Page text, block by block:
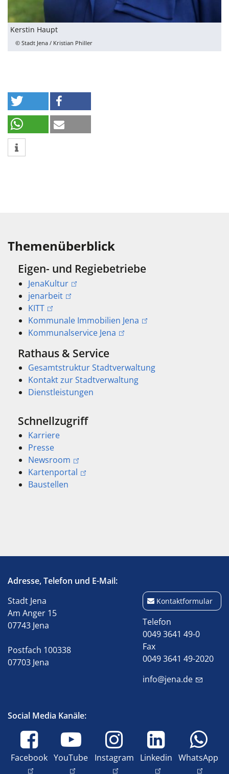
Kerstin Haupt
© Stadt Jena / Kristian Philler
Themenüberblick
Eigen- und Regiebetriebe
JenaKultur
jenarbeit
KITT
Kommunale Immobilien Jena
Kommunalservice Jena
Rathaus & Service
Gesamtstruktur Stadtverwaltung
Kontakt zur Stadtverwaltung
Dienstleistungen
Schnellzugriff
Karriere
Presse
Newsroom
Kartenportal
Baustellen
Adresse, Telefon und E-Mail:
Stadt Jena
Am Anger 15
07743 Jena
Postfach 100338
07703 Jena
Kontaktformular
Telefon
0049 3641 49-0
Fax
0049 3641 49-2020
info@jena.de
Social Media Kanäle:
Facebook YouTube Instagram Linkedin WhatsApp